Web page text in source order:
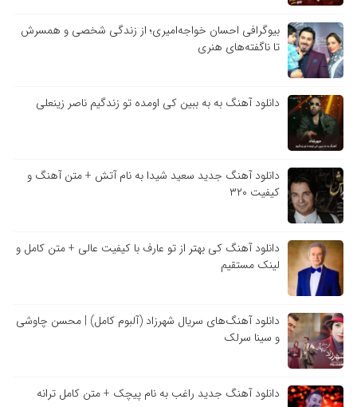
بیوگرافی احسان خواجه‌امیری؛ از زندگی شخصی و همسرش
تا ناگفته‌های هنری
دانلود آهنگ به به ببین کی اومده تو زندگیم ناصر زینعلی
دانلود آهنگ جدید سعید شیدا به نام آتش + متن آهنگ و
کیفیت ۳۲۰
دانلود آهنگ کی بهتر از تو عارف با کیفیت عالی + متن کامل و
لینک مستقیم
دانلود آهنگ‌های سریال شهرزاد (آلبوم کامل) | محسن چاوشی
و سینا سرلک
دانلود آهنگ جدید راغب به نام پیچک + متن کامل ترانه